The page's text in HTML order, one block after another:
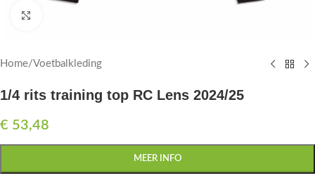
Home/Voetbalkleding
1/4 rits training top RC Lens 2024/25
€ 53,48
MEER INFO